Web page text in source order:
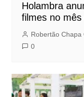
Holambra
filmes no
Robertão Chapa
0